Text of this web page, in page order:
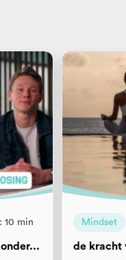
10 min Mindset
de kracht